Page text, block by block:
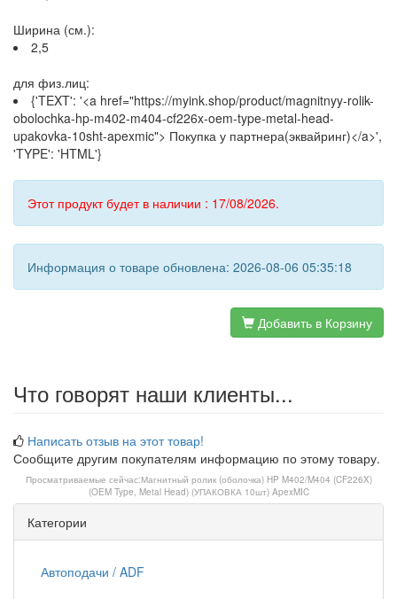
Ширина (см.):
2,5
для физ.лиц:
{'TEXT': '<a href="https://myink.shop/product/magnitnyy-rolik-
obolochka-hp-m402-m404-cf226x-oem-type-metal-head-
upakovka-10sht-apexmic"> Покупка у партнера(эквайринг)</a>',
'TYPE': 'HTML'}
Этот продукт будет в наличии : 17/08/2026.
Информация о товаре обновлена: 2026-08-06 05:35:18
Добавить в Корзину
Что говорят наши клиенты...
Написать отзыв на этот товар!
Сообщите другим покупателям информацию по этому товару.
Просматриваемые сейчас:Магнитный ролик (оболочка) HP M402/M404 (CF226X)
(OEM Type, Metal Head) (УПАКОВКА 10шт) ApexMIC
Категории
Автоподачи / ADF